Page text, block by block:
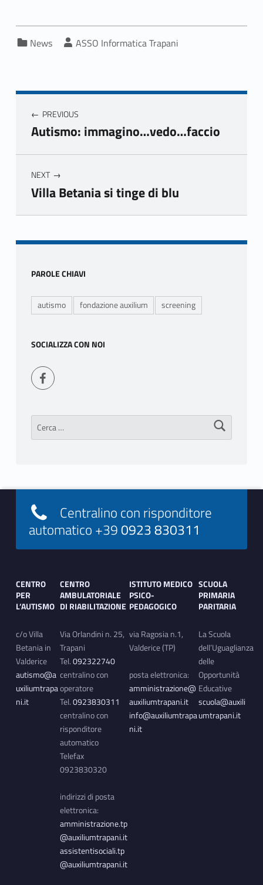
News Written by:
ASSO Informatica Trapani
Navigazione articoli
PREVIOUS
Autismo: immagino…vedo…faccio
NEXT
Villa Betania si tinge di blu
Skip back to main navigation
Sidebar
PAROLE CHIAVI
autismo fondazione auxilium screening
SOCIALIZZA CON NOI
Seguici su Facebook
Ricerca per:
Footer info sidebar
Centralino con risponditore
automatico +390923 830311
CENTRO
PER
L’AUTISMO
c/o Villa
Betania in
Valderice
autismo@a
uxiliumtrapa
ni.it
CENTRO
AMBULATORIALE
DI RIABILITAZIONE
Via Orlandini n. 25,
Trapani
Tel.092322740
centralino con
operatore
Tel.0923830311
centralino con
risponditore
automatico
Telefax
0923830320
indirizzi di posta
elettronica:
amministrazione.tp
@auxiliumtrapani.it
assistentisociali.tp
@auxiliumtrapani.it
ISTITUTO MEDICO
PSICO-
PEDAGOGICO
via Ragosia n.1,
Valderice (TP)
posta elettronica:
amministrazione@
auxiliumtrapani.it
info@auxiliumtrapa
ni.it
SCUOLA
PRIMARIA
PARITARIA
La Scuola
dell’Uguaglianza
delle
Opportunità
Educative
scuola@auxili
umtrapani.it